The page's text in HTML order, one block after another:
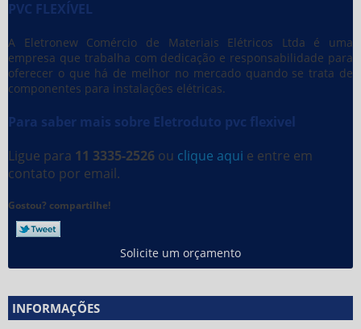
PVC FLEXÍVEL
A Eletronew Comércio de Materiais Elétricos Ltda é uma
empresa que trabalha com dedicação e responsabilidade para
oferecer o que há de melhor no mercado quando se trata de
componentes para instalações elétricas.
Para saber mais sobre Eletroduto pvc flexivel
Ligue para 11 3335-2526 ou clique aqui e entre em
contato por email.
Gostou? compartilhe!
Solicite um orçamento
INFORMAÇÕES